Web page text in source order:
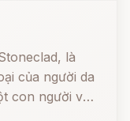
là
của người da
con người với